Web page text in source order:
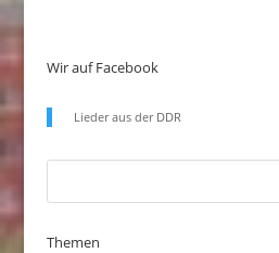
Wir auf Facebook
Lieder aus der DDR
Themen